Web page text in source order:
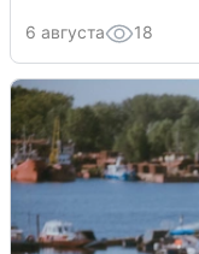
6 августа 18